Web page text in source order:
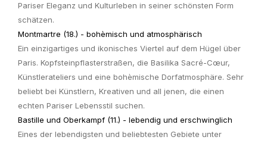
Pariser Eleganz und Kulturleben in seiner schönsten Form
schätzen.
Montmartre (18.) - bohèmisch und atmosphärisch
Ein einzigartiges und ikonisches Viertel auf dem Hügel über
Paris. Kopfsteinpflasterstraßen, die Basilika Sacré-Cœur,
Künstlerateliers und eine bohèmische Dorfatmosphäre. Sehr
beliebt bei Künstlern, Kreativen und all jenen, die einen
echten Pariser Lebensstil suchen.
Bastille und Oberkampf (11.) - lebendig und erschwinglich
Eines der lebendigsten und beliebtesten Gebiete unter